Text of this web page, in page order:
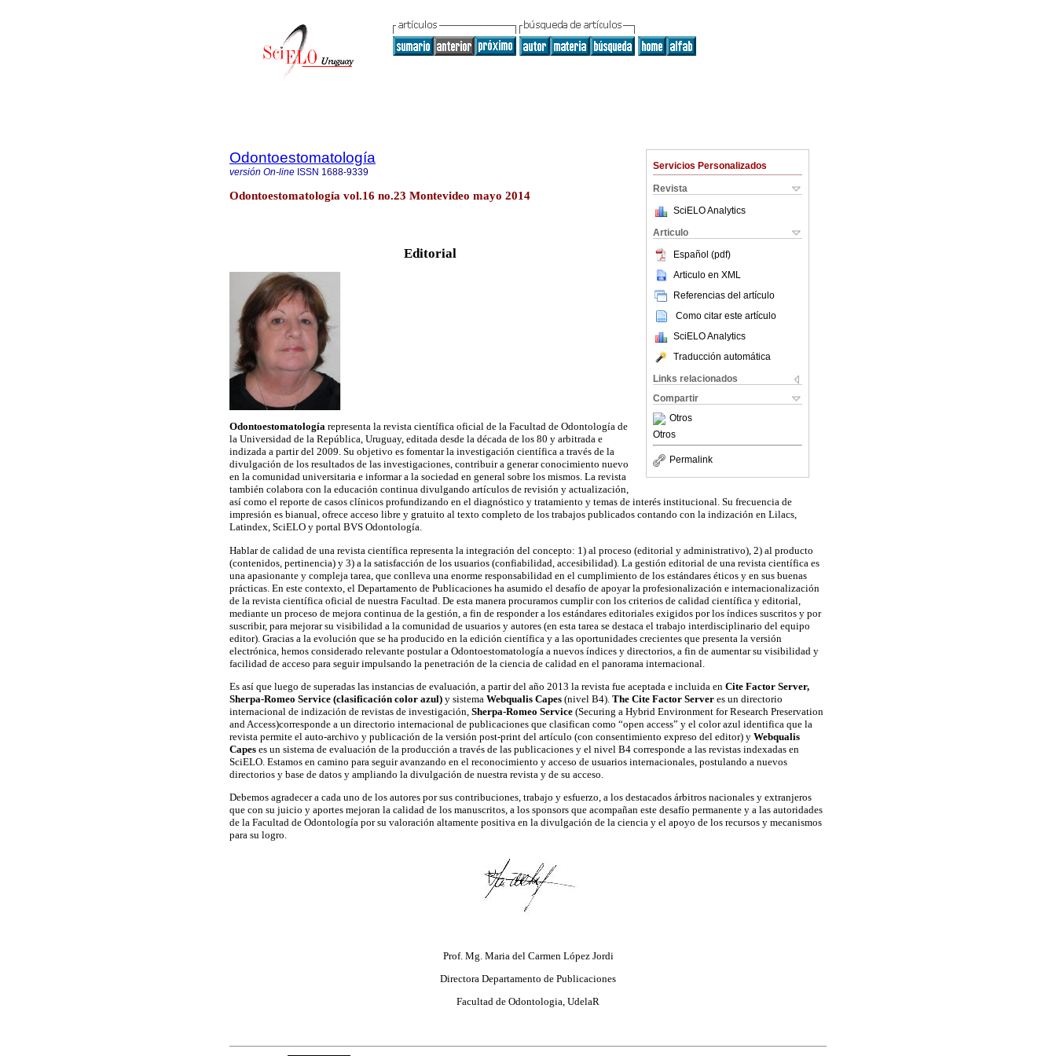
Servicios Personalizados
Revista
SciELO Analytics
Articulo
Español (pdf)
Articulo en XML
Referencias del artículo
Como citar este artículo
SciELO Analytics
Traducción automática
Links relacionados
Compartir
Otros
Otros
Permalink
Odontoestomatología
versión On-line ISSN 1688-9339
Odontoestomatología vol.16 no.23 Montevideo mayo 2014
Editorial
Odontoestomatología representa la revista científica oficial de la Facultad de Odontología de
la Universidad de la República, Uruguay, editada desde la década de los 80 y arbitrada e
indizada a partir del 2009. Su objetivo es fomentar la investigación científica a través de la
divulgación de los resultados de las investigaciones, contribuir a generar conocimiento nuevo
en la comunidad universitaria e informar a la sociedad en general sobre los mismos. La revista
también colabora con la educación continua divulgando artículos de revisión y actualización,
así como el reporte de casos clínicos profundizando en el diagnóstico y tratamiento y temas de interés institucional. Su frecuencia de
impresión es bianual, ofrece acceso libre y gratuito al texto completo de los trabajos publicados contando con la indización en Lilacs,
Latindex, SciELO y portal BVS Odontología.
Hablar de calidad de una revista científica representa la integración del concepto: 1) al proceso (editorial y administrativo), 2) al producto
(contenidos, pertinencia) y 3) a la satisfacción de los usuarios (confiabilidad, accesibilidad). La gestión editorial de una revista científica es
una apasionante y compleja tarea, que conlleva una enorme responsabilidad en el cumplimiento de los estándares éticos y en sus buenas
prácticas. En este contexto, el Departamento de Publicaciones ha asumido el desafío de apoyar la profesionalización e internacionalización
de la revista científica oficial de nuestra Facultad. De esta manera procuramos cumplir con los criterios de calidad científica y editorial,
mediante un proceso de mejora continua de la gestión, a fin de responder a los estándares editoriales exigidos por los índices suscritos y por
suscribir, para mejorar su visibilidad a la comunidad de usuarios y autores (en esta tarea se destaca el trabajo interdisciplinario del equipo
editor). Gracias a la evolución que se ha producido en la edición científica y a las oportunidades crecientes que presenta la versión
electrónica, hemos considerado relevante postular a Odontoestomatología a nuevos índices y directorios, a fin de aumentar su visibilidad y
facilidad de acceso para seguir impulsando la penetración de la ciencia de calidad en el panorama internacional.
Es así que luego de superadas las instancias de evaluación, a partir del año 2013 la revista fue aceptada e incluida en Cite Factor Server,
Sherpa-Romeo Service (clasificación color azul) y sistema Webqualis Capes (nivel B4). The Cite Factor Server es un directorio
internacional de indización de revistas de investigación, Sherpa-Romeo Service (Securing a Hybrid Environment for Research Preservation
and Access)corresponde a un directorio internacional de publicaciones que clasifican como “open access” y el color azul identifica que la
revista permite el auto-archivo y publicación de la versión post-print del artículo (con consentimiento expreso del editor) y Webqualis
Capes es un sistema de evaluación de la producción a través de las publicaciones y el nivel B4 corresponde a las revistas indexadas en
SciELO. Estamos en camino para seguir avanzando en el reconocimiento y acceso de usuarios internacionales, postulando a nuevos
directorios y base de datos y ampliando la divulgación de nuestra revista y de su acceso.
Debemos agradecer a cada uno de los autores por sus contribuciones, trabajo y esfuerzo, a los destacados árbitros nacionales y extranjeros
que con su juicio y aportes mejoran la calidad de los manuscritos, a los sponsors que acompañan este desafío permanente y a las autoridades
de la Facultad de Odontología por su valoración altamente positiva en la divulgación de la ciencia y el apoyo de los recursos y mecanismos
para su logro.
Prof. Mg. Maria del Carmen López Jordi
Directora Departamento de Publicaciones
Facultad de Odontologia, UdelaR